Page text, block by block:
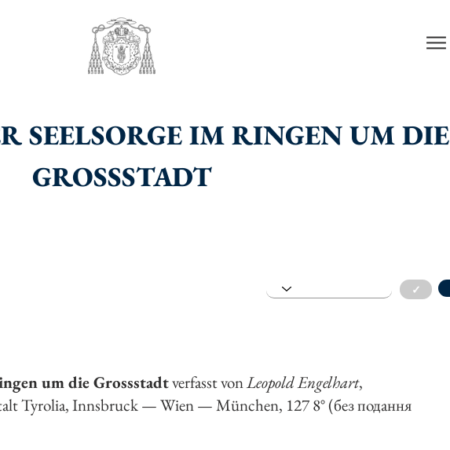
SEELSORGE IM RINGEN UM DIE
GROSSSTADT
✓
um die Grossstadtverfasst vonLeopold Engelhart,
Tyrolia, Innsbruck — Wien — München, 127 8° (без подання